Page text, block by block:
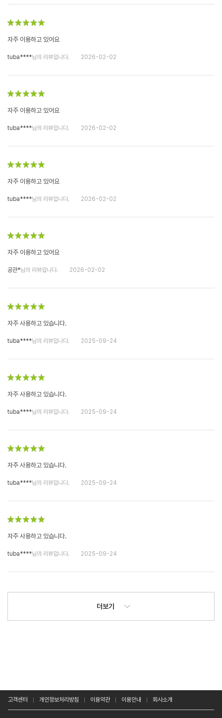
자주 이용하고 있어요
tuba****님의 리뷰입니다. 2026-02-02
자주 이용하고 있어요
tuba****님의 리뷰입니다. 2026-02-02
자주 이용하고 있어요
tuba****님의 리뷰입니다. 2026-02-02
자주 이용하고 있어요
공관*님의 리뷰입니다. 2026-02-02
자주 사용하고 있습니다.
tuba****님의 리뷰입니다. 2025-09-24
자주 사용하고 있습니다.
tuba****님의 리뷰입니다. 2025-09-24
자주 사용하고 있습니다.
tuba****님의 리뷰입니다. 2025-09-24
자주 사용하고 있습니다.
tuba****님의 리뷰입니다. 2025-09-24
더보기
고객센터 개인정보처리방침 이용약관 이용안내 회사소개